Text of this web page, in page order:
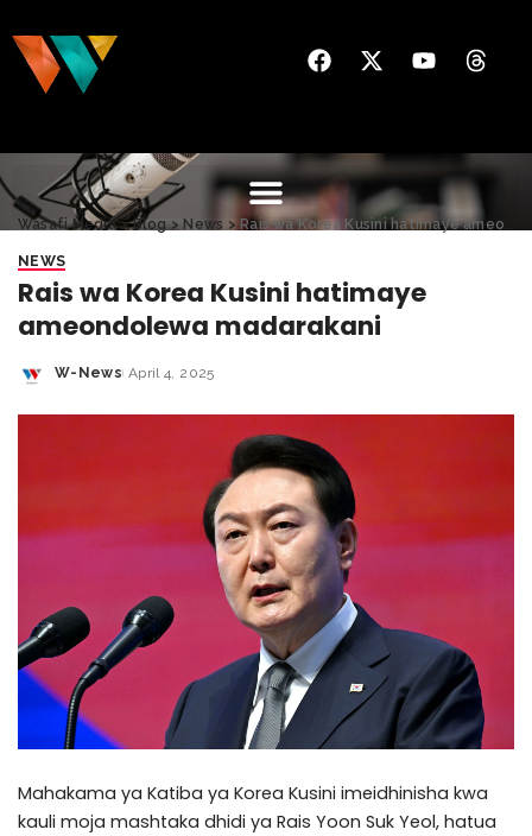
Wasafi Media>Blog> News > Rais wa Korea Kusini hatimaye ameondolewa madarakani
NEWS
Rais wa Korea Kusini hatimaye
ameondolewa madarakani
W-News April 4, 2025
Mahakama ya Katiba ya Korea Kusini imeidhinisha kwa
kauli moja mashtaka dhidi ya Rais Yoon Suk Yeol, hatua